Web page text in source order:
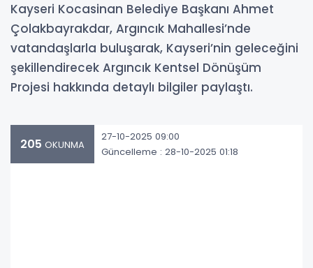
Kayseri Kocasinan Belediye Başkanı Ahmet
Çolakbayrakdar, Argıncık Mahallesi’nde
vatandaşlarla buluşarak, Kayseri’nin geleceğini
şekillendirecek Argıncık Kentsel Dönüşüm
Projesi hakkında detaylı bilgiler paylaştı.
205 OKUNMA
27-10-2025 09:00
Güncelleme : 28-10-2025 01:18